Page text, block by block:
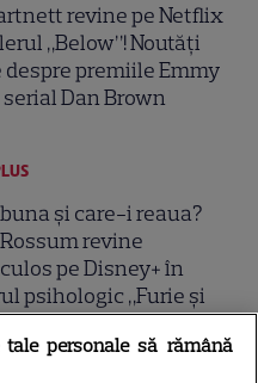
revine pe Netflix
„Below”! Noutăți
despre premiile Emmy
Dan Brown
și care-i reaua?
revine
pe Disney+ în
psihologic „Furie și
personale să rămână